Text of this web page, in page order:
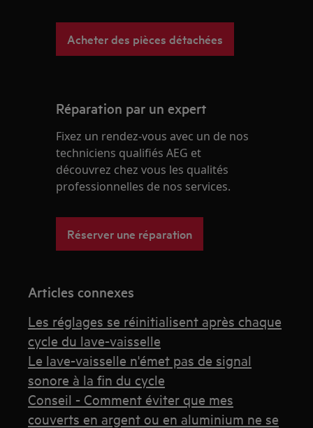
Acheter des pièces détachées
Réparation par un expert
Fixez un rendez-vous avec un de nos
techniciens qualifiés AEG et
découvrez chez vous les qualités
professionnelles de nos services.
Réserver une réparation
Articles connexes
Les réglages se réinitialisent après chaque
cycle du lave-vaisselle
Le lave-vaisselle n'émet pas de signal
sonore à la fin du cycle
Conseil - Comment éviter que mes
couverts en argent ou en aluminium ne se